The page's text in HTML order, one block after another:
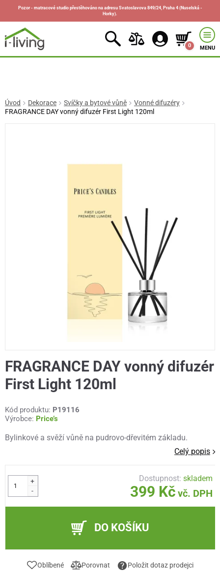
Pozor - matracové studio přestěhováno na adresu Svatoslavova 849/24, Praha 4 (Nuselská -
Horky).
0 MENU
Úvod Dekorace Svíčky a bytové vůně
Vonné difuzéry
FRAGRANCE DAY vonný difuzér First Light 120ml
FRAGRANCE DAY vonný difuzér
First Light 120ml
Kód produktu: P19116
Výrobce: Price’s
Bylinkové a svěží vůně na pudrovo-dřevitém základu.
Celý popis
+
-
Dostupnost:skladem
399 Kč vč. DPH
DO KOŠÍKU
Oblíbené Porovnat Položit dotaz prodejci